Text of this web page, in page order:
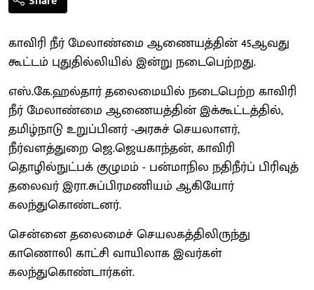
காவிரி நீர் மேலாண்மை ஆணையத்தின் 45ஆவது
கூட்டம் புதுதில்லியில் இன்று நடைபெற்றது.
எஸ்.கே.ஹல்தார் தலைமையில் நடைபெற்ற காவிரி
நீர் மேலாண்மை ஆணையத்தின் இக்கூட்டத்தில்,
தமிழ்நாடு உறுப்பினர் -அரசுச் செயலாளர்,
நீர்வளத்துறை ஜெ.ஜெயகாந்தன், காவிரி
தொழில்நுட்பக் குழுமம் - பன்மாநில நதிநீர்ப் பிரிவுத்
தலைவர் இரா.சுப்பிரமணியம் ஆகியோர்
கலந்துகொண்டனர்.
சென்னை தலைமைச் செயலகத்திலிருந்து
காணொலி காட்சி வாயிலாக இவர்கள்
கலந்துகொண்டார்கள்.